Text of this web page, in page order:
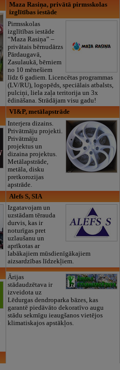
Maza Rasiņa, privātā pirmsskolas
izglītības iestāde
Pirmsskolas
izglītības iestāde
“Maza Rasiņa” –
privātais bērnudārzs
Pārdaugavā,
Zasulaukā, bērniem
no 10 mēnešiem
līdz 6 gadiem. Licencētas programmas
(LV/RU), logopēds, speciālais atbalsts,
pulciņi, liela zaļa teritorija un 3x
ēdināšana. Strādājam visu gadu!
VI&P, metālapstrāde
Interjera dizains.
Privātmāju projekti.
Privātmāju
projektus un
dizaina projektus.
Metālapstrāde,
metāla, disku
pretkorozijas
apstrāde.
Alefs S, SIA
Izgatavojam un
uzstādam tērauda
durvis, kas ir
noturīgas pret
uzlaušanu un
aprīkotas ar
labākajiem mūsdienīgākajiem
aizsardzības līdzekļiem.
Ārijas
stādaudzētava ir
izveidota uz
Lēdurgas dendroparka bāzes, kas
garantē piedāvāto dekoratīvo augu
stādu sekmīgu ieaugšanos vietējos
klimatiskajos apstākļos.